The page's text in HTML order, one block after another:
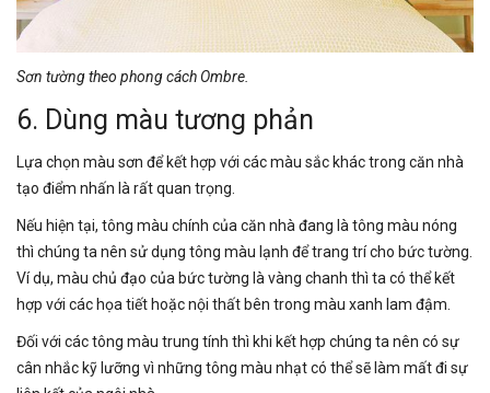
Sơn tường theo phong cách Ombre.
6. Dùng màu tương phản
Lựa chọn màu sơn để kết hợp với các màu sắc khác trong căn nhà
tạo điểm nhấn là rất quan trọng.
Nếu hiện tại, tông màu chính của căn nhà đang là tông màu nóng
thì chúng ta nên sử dụng tông màu lạnh để trang trí cho bức tường.
Ví dụ, màu chủ đạo của bức tường là vàng chanh thì ta có thể kết
hợp với các họa tiết hoặc nội thất bên trong màu xanh lam đậm.
Đối với các tông màu trung tính thì khi kết hợp chúng ta nên có sự
cân nhắc kỹ lưỡng vì những tông màu nhạt có thể sẽ làm mất đi sự